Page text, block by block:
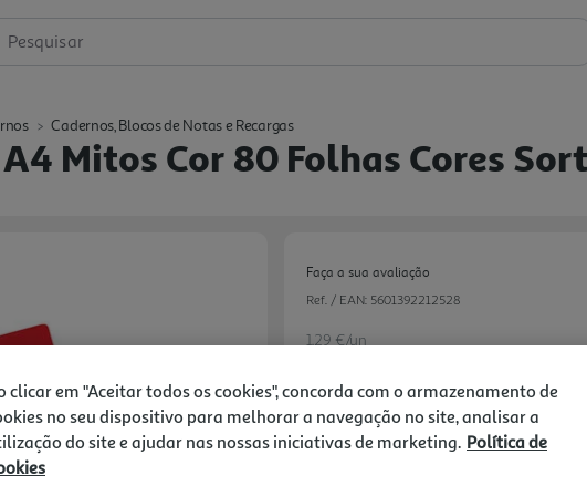
Pesquisar
Cadernos, Blocos de Notas e Recargas
Mitos Cor 80 Folhas Cores
Faça a sua avaliação
Ref. / EAN: 5601392212528
1.29 €/un
-22%
Price reduced from
1,65 €to
clicar em "Aceitar todos os cookies", concorda com o armazenamento de
no seu dispositivo para melhorar a navegação no site, analisar a
do site e ajudar nas nossas iniciativas de marketing. Política de